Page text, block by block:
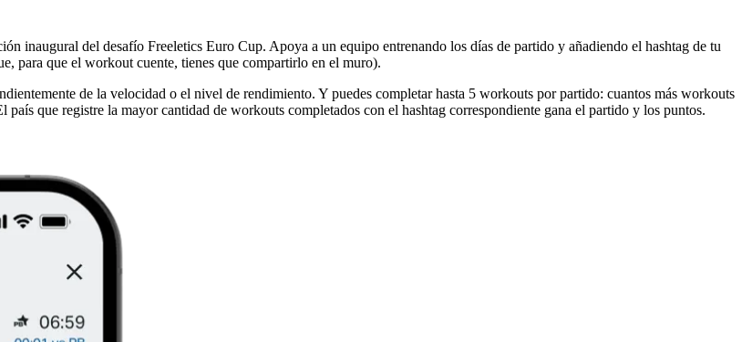
inaugural del desafío Freeletics Euro Cup. Apoya a un equipo entrenando los días de partido y añadiendo el hashtag de tu
para que el workout cuente, tienes que compartirlo en el muro).
de la velocidad o el nivel de rendimiento. Y puedes completar hasta 5 workouts por partido: cuantos más workouts
que registre la mayor cantidad de workouts completados con el hashtag correspondiente gana el partido y los puntos.